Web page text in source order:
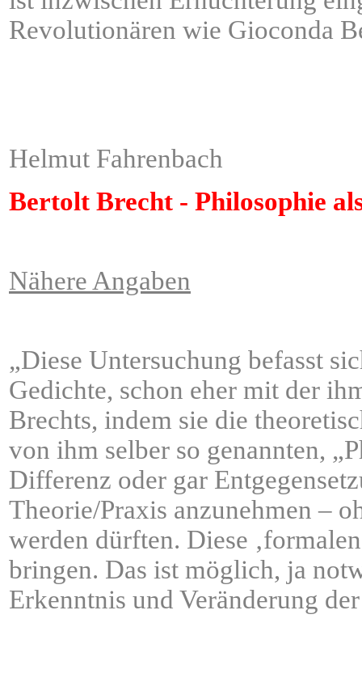
Revolutionären wie Gioconda
Helmut Fahrenbach
Bertolt Brecht - Philosophie
Nähere Angaben
„Diese Untersuchung befasst
Gedichte, schon eher mit der
Brechts, indem sie die
von ihm selber so genannten,
Differenz oder gar
Theorie/Praxis anzunehmen –
werden dürften. Diese
bringen. Das ist möglich, ja
Erkenntnis und Veränderung